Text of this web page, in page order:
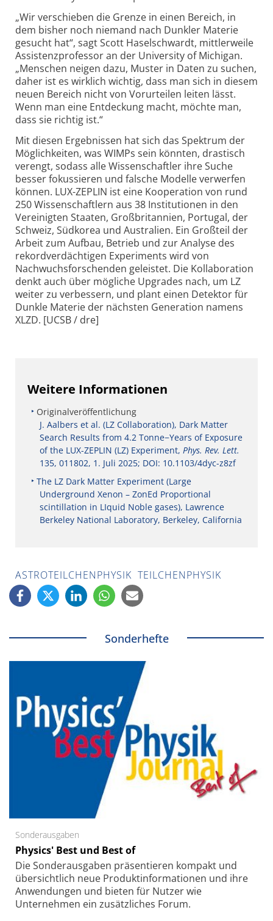
„Wir verschieben die Grenze in einen Bereich, in
dem bisher noch niemand nach Dunkler Materie
gesucht hat“, sagt Scott Hasel­schwardt, mittler­weile
Assistenz­professor an der University of Michigan.
„Menschen neigen dazu, Muster in Daten zu suchen,
daher ist es wirk­lich wichtig, dass man sich in diesem
neuen Bereich nicht von Vorur­teilen leiten lässt.
Wenn man eine Entdeckung macht, möchte man,
dass sie richtig ist.“
Mit diesen Ergebnissen hat sich das Spektrum der
Möglich­keiten, was WIMPs sein könnten, drastisch
verengt, sodass alle Wissen­schaftler ihre Suche
besser fokus­sieren und falsche Modelle verwerfen
können. LUX-ZEPLIN ist eine Koopera­tion von rund
250 Wissen­schaftlern aus 38 Institu­tionen in den
Vereinigten Staaten, Groß­britannien, Portugal, der
Schweiz, Südkorea und Australien. Ein Großteil der
Arbeit zum Aufbau, Betrieb und zur Analyse des
rekord­verdächtigen Experiments wird von
Nachwuchs­forschenden geleistet. Die Kollaboration
denkt auch über mögliche Upgrades nach, um LZ
weiter zu verbessern, und plant einen Detektor für
Dunkle Materie der nächsten Generation namens
XLZD. [UCSB / dre]
Weitere Informationen
Originalveröffentlichung
J. Aalbers et al. (LZ Collaboration), Dark Matter
Search Results from 4.2 Tonne−Years of Exposure
of the LUX-ZEPLIN (LZ) Experiment, Phys. Rev. Lett.
135, 011802, 1. Juli 2025; DOI: 10.1103/4dyc-z8zf
The LZ Dark Matter Experiment (Large
Underground Xenon – ZonEd Proportional
scintillation in LIquid Noble gases), Lawrence
Berkeley National Laboratory, Berkeley, California
ASTROTEILCHENPHYSIK TEILCHENPHYSIK
Sonderhefte
Sonderausgaben
Physics' Best und Best of
Die Sonder­ausgaben präsentieren kompakt und
übersichtlich neue Produkt­informationen und ihre
Anwendungen und bieten für Nutzer wie
Unternehmen ein zusätzliches Forum.